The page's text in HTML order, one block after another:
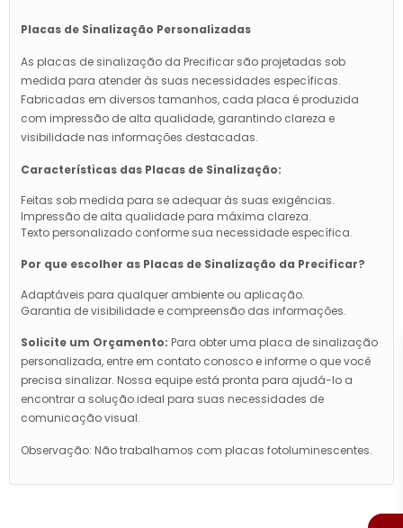
Placas de Sinalização Personalizadas
As placas de sinalização da Precificar são projetadas sob
medida para atender às suas necessidades específicas.
Fabricadas em diversos tamanhos, cada placa é produzida
com impressão de alta qualidade, garantindo clareza e
visibilidade nas informações destacadas.
Características das Placas de Sinalização:
Feitas sob medida para se adequar às suas exigências.
Impressão de alta qualidade para máxima clareza.
Texto personalizado conforme sua necessidade específica.
Por que escolher as Placas de Sinalização da Precificar?
Adaptáveis para qualquer ambiente ou aplicação.
Garantia de visibilidade e compreensão das informações.
Solicite um Orçamento: Para obter uma placa de sinalização
personalizada, entre em contato conosco e informe o que você
precisa sinalizar. Nossa equipe está pronta para ajudá-lo a
encontrar a solução ideal para suas necessidades de
comunicação visual.
Observação: Não trabalhamos com placas fotoluminescentes.